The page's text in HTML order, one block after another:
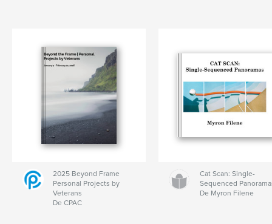
2025 Beyond Frame
Personal Projects by
Veterans
De CPAC
Cat Scan: Single-
Sequenced
De Myron Filene